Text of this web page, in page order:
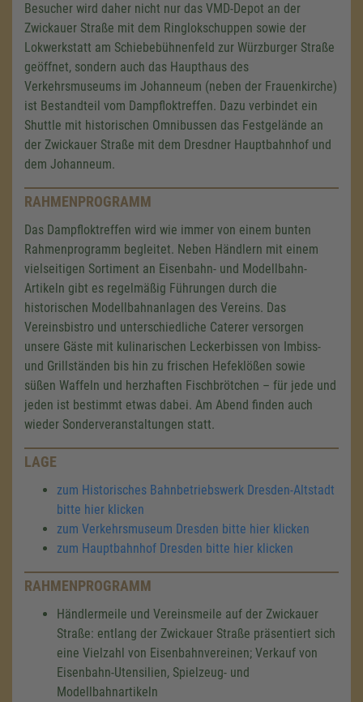
Besucher wird daher nicht nur das VMD-Depot an der
Zwickauer Straße mit dem Ringlokschuppen sowie der
Lokwerkstatt am Schiebebühnenfeld zur Würzburger Straße
geöffnet, sondern auch das Haupthaus des
Verkehrsmuseums im Johanneum (neben der Frauenkirche)
ist Bestandteil vom Dampfloktreffen. Dazu verbindet ein
Shuttle mit historischen Omnibussen das Festgelände an
der Zwickauer Straße mit dem Dresdner Hauptbahnhof und
dem Johanneum.
RAHMENPROGRAMM
Das Dampfloktreffen wird wie immer von einem bunten
Rahmenprogramm begleitet. Neben Händlern mit einem
vielseitigen Sortiment an Eisenbahn- und Modellbahn-
Artikeln gibt es regelmäßig Führungen durch die
historischen Modellbahnanlagen des Vereins. Das
Vereinsbistro und unterschiedliche Caterer versorgen
unsere Gäste mit kulinarischen Leckerbissen von Imbiss-
und Grillständen bis hin zu frischen Hefeklößen sowie
süßen Waffeln und herzhaften Fischbrötchen – für jede und
jeden ist bestimmt etwas dabei. Am Abend finden auch
wieder Sonderveranstaltungen statt.
LAGE
zum Historisches Bahnbetriebswerk Dresden-Altstadt
bitte hier klicken
zum Verkehrsmuseum Dresden bitte hier klicken
zum Hauptbahnhof Dresden bitte hier klicken
RAHMENPROGRAMM
Händlermeile und Vereinsmeile auf der Zwickauer
Straße: entlang der Zwickauer Straße präsentiert sich
eine Vielzahl von Eisenbahnvereinen; Verkauf von
Eisenbahn-Utensilien, Spielzeug- und
Modellbahnartikeln